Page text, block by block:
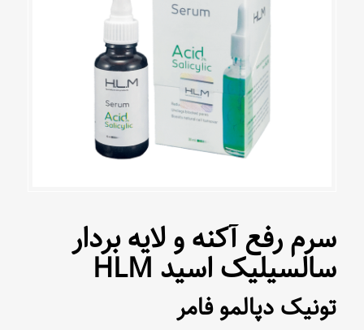
سرم رفع آکنه و لایه بردار
سالسیلیک اسید HLM
تونیک دپالمو فامر